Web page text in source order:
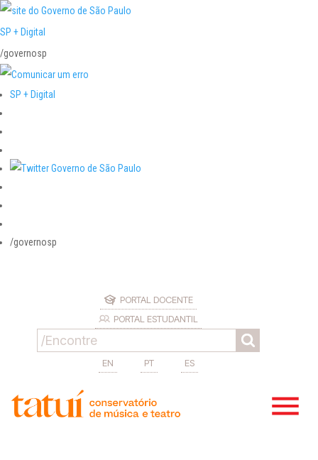
SP + Digital
/governosp
SP + Digital
/governosp
PORTAL DOCENTE
PORTAL ESTUDANTIL
EN PT ES